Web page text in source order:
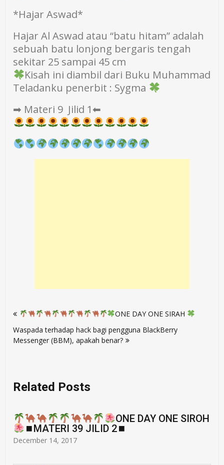
*Hajar Aswad*
Hajar Al Aswad atau “batu hitam” adalah
sebuah batu lonjong bergaris tengah
sekitar 25 sampai 45 cm
Kisah ini diambil dari Buku Muhammad
Teladanku penerbit : Sygma
➡ Materi 9 Jilid 1⬅
navigation
ONE DAY ONE SIRAH
Waspada terhadap hack bagi pengguna BlackBerry
Messenger (BBM), apakah benar?
Related Posts
ONE DAY ONE SIROH
⏹MATERI 39 JILID 2⏹
December 14, 2017